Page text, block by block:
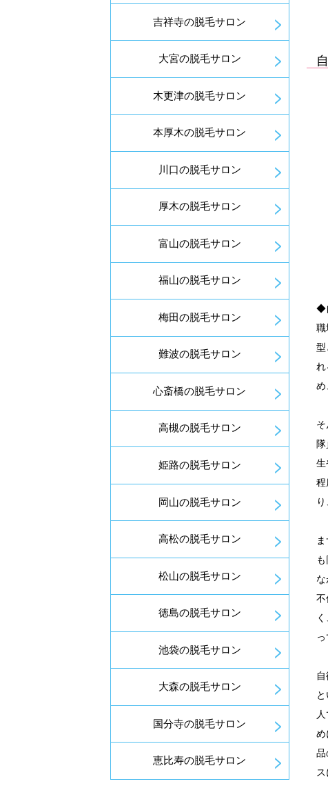
◆
職
型
れ
め
生
程
不
め
品
吉祥寺の脱毛サロン
大宮の脱毛サロン
木更津の脱毛サロン
本厚木の脱毛サロン
川口の脱毛サロン
厚木の脱毛サロン
富山の脱毛サロン
福山の脱毛サロン
梅田の脱毛サロン
難波の脱毛サロン
心斎橋の脱毛サロン
高槻の脱毛サロン
姫路の脱毛サロン
岡山の脱毛サロン
高松の脱毛サロン
松山の脱毛サロン
徳島の脱毛サロン
池袋の脱毛サロン
大森の脱毛サロン
国分寺の脱毛サロン
恵比寿の脱毛サロン